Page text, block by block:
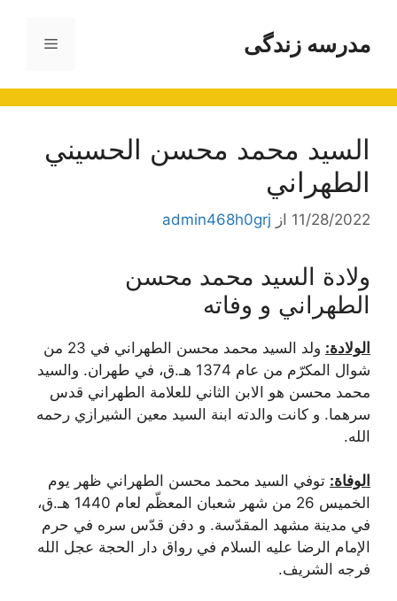
محتوامدرسه زندگی فهرست
السيد محمد محسن الحسيني
الطهراني
11/28/2022 از admin468h0grj
ولادة السيد محمد محسن
الطهراني و وفاته
الولادة:
ولد السيد محمد محسن الطهراني في 23 من
شوال ‌المكرّم من عام 1374 هـ.ق، في طهران. والسيد
محمد محسن هو الابن الثاني للعلامة الطهراني قدس
سرهما. و كانت والدته ابنة السيد معين الشيرازي رحمه
الله.
الوفاة: توفي السيد محمد محسن الطهراني ظهر يوم
الخميس 26 من شهر شعبان ‌المعظّم لعام 1440 هـ.ق،
في مدينة مشهد المقدّسة. و دفن قدّس سره في حرم
الإمام الرضا عليه السلام في رواق دار الحجة عجل الله
فرجه الشريف.